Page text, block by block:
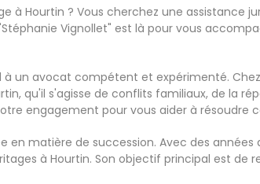
Hourtin ? Vous cherchez une assistance
Vignollet" est là pour vous
un avocat compétent et expérimenté.
qu'il s'agisse de conflits familiaux, de la
engagement pour vous aider à résoudre
matière de succession. Avec des
à Hourtin. Son objectif principal est de